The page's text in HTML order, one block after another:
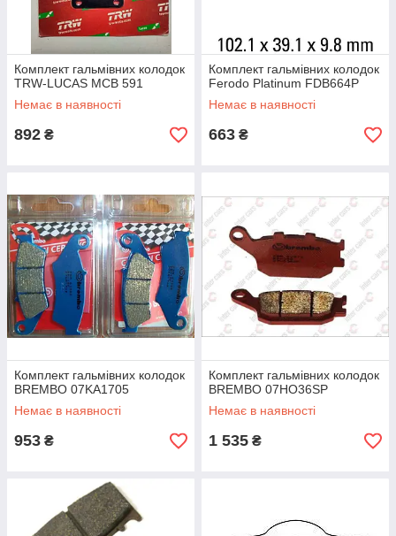
Комплект гальмівних колодок
TRW-LUCAS MCB 591
Немає в наявності
892 ₴
Комплект гальмівних колодок
Ferodo Platinum FDB664P
Немає в наявності
663 ₴
Комплект гальмівних колодок
BREMBO 07KA1705
Немає в наявності
953 ₴
Комплект гальмівних колодок
BREMBO 07HO36SP
Немає в наявності
1 535 ₴